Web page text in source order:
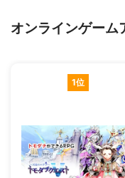
オンラインゲーム
1位